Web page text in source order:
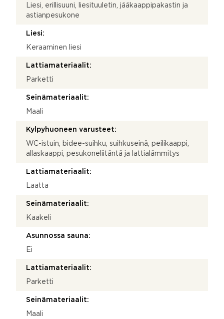
Liesi, erillisuuni, liesituuletin, jääkaappipakastin ja
astianpesukone
Liesi:
Keraaminen liesi
Lattiamateriaalit:
Parketti
Seinämateriaalit:
Maali
Kylpyhuoneen varusteet:
WC-istuin, bidee-suihku, suihkuseinä, peilikaappi,
allaskaappi, pesukoneliitäntä ja lattialämmitys
Lattiamateriaalit:
Laatta
Seinämateriaalit:
Kaakeli
Asunnossa sauna:
Ei
Lattiamateriaalit:
Parketti
Seinämateriaalit:
Maali